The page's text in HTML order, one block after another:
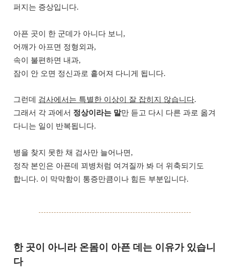
퍼지는 증상입니다.
아픈 곳이 한 군데가 아니다 보니,
어깨가 아프면 정형외과,
속이 불편하면 내과,
잠이 안 오면 정신과로 흩어져 다니게 됩니다.
그런데 검사에서는 특별한 이상이 잘 잡히지 않습니다.
그래서 각 과에서 정상이라는 말만 듣고 다시 다른 과로 옮겨
다니는 일이 반복됩니다.
병을 찾지 못한 채 검사만 늘어나면,
정작 본인은 아픈데 꾀병처럼 여겨질까 봐 더 위축되기도
합니다. 이 막막함이 통증만큼이나 힘든 부분입니다.
한 곳이 아니라 온몸이 아픈 데는 이유가 있습니
다